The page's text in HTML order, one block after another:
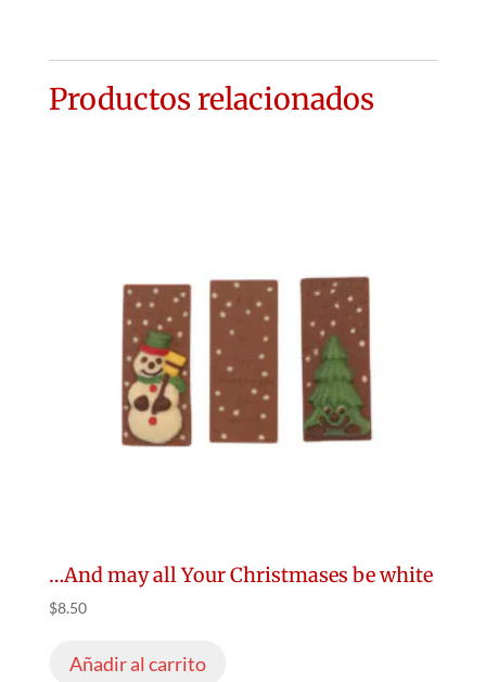
Productos relacionados
…And may all Your Christmases be white
$8.50
Añadir al carrito